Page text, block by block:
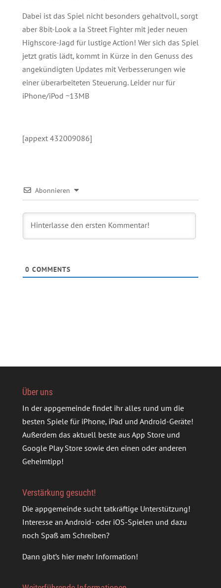
Dabei ist das Spiel nicht besonders gehaltvoll, sorgt
aber 8bit-Look a la Street Fighter mit jeder neuen
Highscore-Jagd für lustige Action! Wer sich das Spiel
jetzt gratis lädt, kommt in Kürze in den Genuss des
angekündigten Updates mit Verbesserungen wie
einer überarbeiteten Steuerung. Leider nur für
iPhone/iPod ~13MB
[appext 432009086]
Abonnieren
0 COMMENTS
Über uns
In der appgemeinde findet ihr alles rund um die
besten Spiele für iPhone, iPad und Android-Geräte!
Außerdem das aktuell beste aus App Store und
Google Play Store sowie den einen oder anderen
Geheimtipp!
Verstärkung gesucht!
Die appgemeinde sucht tatkräftige Unterstützung!
Interesse an Android- oder iOS-Spielen und dazu
noch Spaß am Schreiben?
Dann gibt’s hier mehr Information!